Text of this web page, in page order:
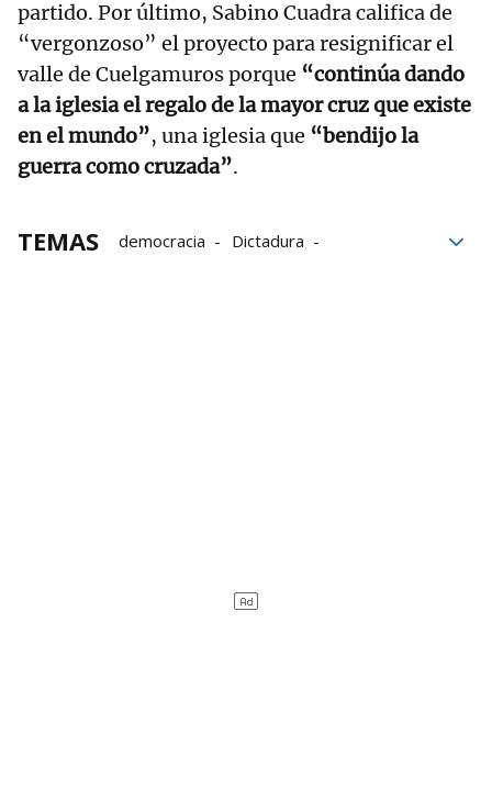
partido. Por último, Sabino Cuadra califica de
“vergonzoso” el proyecto para resignificar el
valle de Cuelgamuros porque “continúa dando
a la iglesia el regalo de la mayor cruz que existe
en el mundo”, una iglesia que “bendijo la
guerra como cruzada”.
TEMAS democracia
Dictadura